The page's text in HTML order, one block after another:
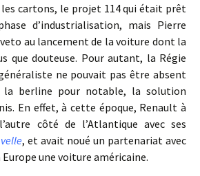
les cartons, le projet 114 qui était prêt
d’industrialisation, mais Pierre
au lancement de la voiture dont la
que douteuse. Pour autant, la Régie
ne pouvait pas être absent
berline pour notable, la solution
En effet, à cette époque, Renault à
côté de l’Atlantique avec ses
, et avait noué un partenariat avec
Europe une voiture américaine.